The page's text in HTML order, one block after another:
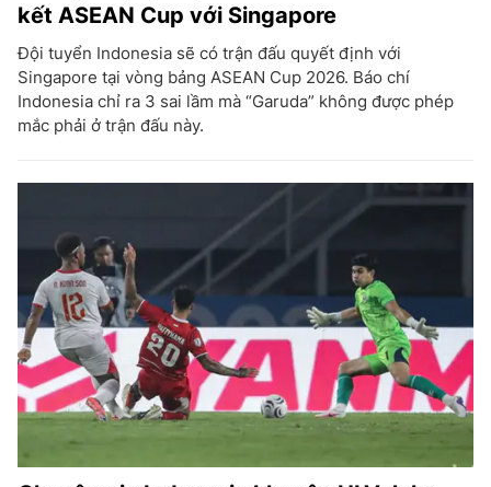
kết ASEAN Cup với Singapore
Đội tuyển Indonesia sẽ có trận đấu quyết định với
Singapore tại vòng bảng ASEAN Cup 2026. Báo chí
Indonesia chỉ ra 3 sai lầm mà “Garuda” không được phép
mắc phải ở trận đấu này.